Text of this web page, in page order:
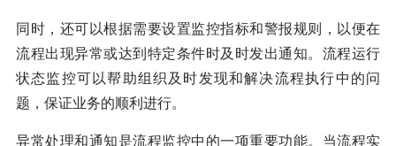
同时，还可以根据需要设置监控指标和警报规则，以便在
流程出现异常或达到特定条件时及时发出通知。流程运行
状态监控可以帮助组织及时发现和解决流程执行中的问
题，保证业务的顺利进行。
异常处理和通知是流程监控中的一项重要功能。当流程实